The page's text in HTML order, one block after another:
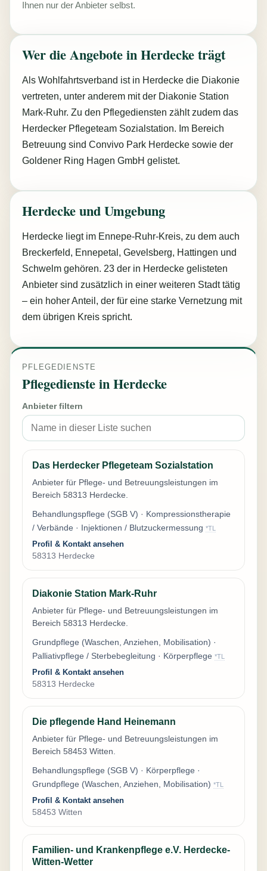
Ihnen nur der Anbieter selbst.
Wer die Angebote in Herdecke trägt
Als Wohlfahrtsverband ist in Herdecke die Diakonie
vertreten, unter anderem mit der Diakonie Station
Mark-Ruhr. Zu den Pflegediensten zählt zudem das
Herdecker Pflegeteam Sozialstation. Im Bereich
Betreuung sind Convivo Park Herdecke sowie der
Goldener Ring Hagen GmbH gelistet.
Herdecke und Umgebung
Herdecke liegt im Ennepe-Ruhr-Kreis, zu dem auch
Breckerfeld, Ennepetal, Gevelsberg, Hattingen und
Schwelm gehören. 23 der in Herdecke gelisteten
Anbieter sind zusätzlich in einer weiteren Stadt tätig
– ein hoher Anteil, der für eine starke Vernetzung mit
dem übrigen Kreis spricht.
PFLEGEDIENSTE
Pflegedienste in Herdecke
Anbieter filtern
Das Herdecker Pflegeteam Sozialstation
Anbieter für Pflege- und Betreuungsleistungen im
Bereich 58313 Herdecke.
Behandlungspflege (SGB V) · Kompressionstherapie
/ Verbände · Injektionen / Blutzuckermessung *TL
Profil & Kontakt ansehen
58313 Herdecke
Diakonie Station Mark-Ruhr
Anbieter für Pflege- und Betreuungsleistungen im
Bereich 58313 Herdecke.
Grundpflege (Waschen, Anziehen, Mobilisation) ·
Palliativpflege / Sterbebegleitung · Körperpflege *TL
Profil & Kontakt ansehen
58313 Herdecke
Die pflegende Hand Heinemann
Anbieter für Pflege- und Betreuungsleistungen im
Bereich 58453 Witten.
Behandlungspflege (SGB V) · Körperpflege ·
Grundpflege (Waschen, Anziehen, Mobilisation) *TL
Profil & Kontakt ansehen
58453 Witten
Familien- und Krankenpflege e.V. Herdecke-
Witten-Wetter